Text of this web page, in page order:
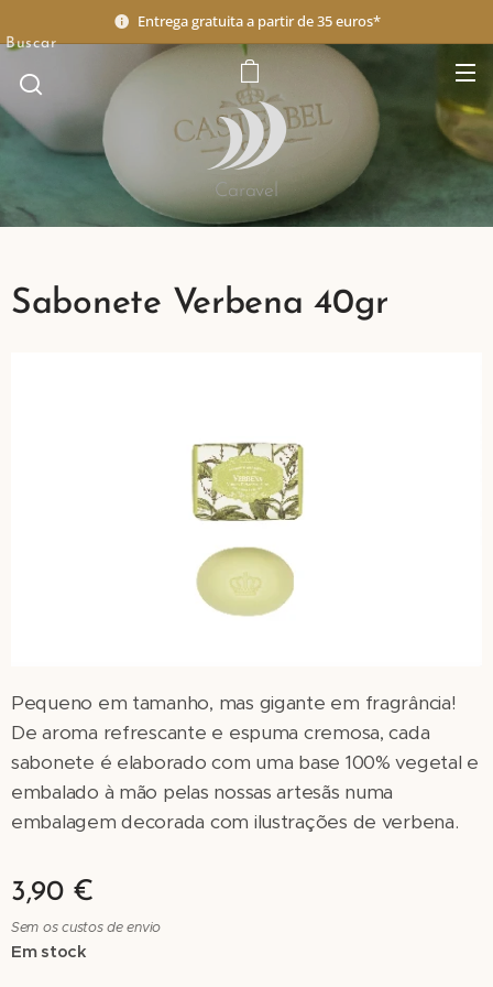
Entrega gratuita a partir de 35 euros*
Caravel
Buscar
Sabonete Verbena 40gr
Pequeno em tamanho, mas gigante em fragrância!
De aroma refrescante e espuma cremosa, cada
sabonete é elaborado com uma base 100% vegetal e
embalado à mão pelas nossas artesãs numa
embalagem decorada com ilustrações de verbena.
3,90€
Sem os custos de envio
Em stock